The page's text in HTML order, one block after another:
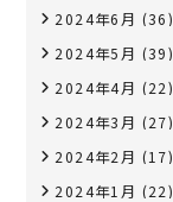
2024年6月 (36)
2024年5月 (39)
2024年4月 (22)
2024年3月 (27)
2024年2月 (17)
2024年1月 (22)